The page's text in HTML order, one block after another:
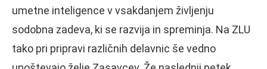
umetne inteligence v vsakdanjem življenju
sodobna zadeva, ki se razvija in spreminja. Na ZLU
tako pri pripravi različnih delavnic še vedno